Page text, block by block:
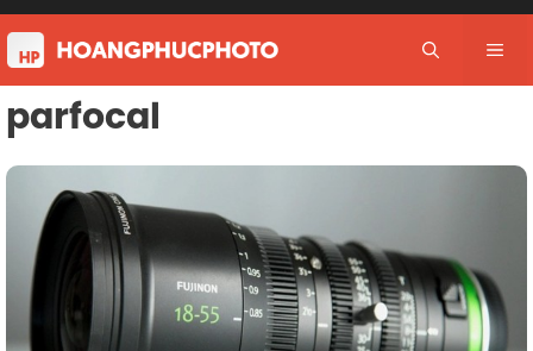
Skip
to
content
parfocal